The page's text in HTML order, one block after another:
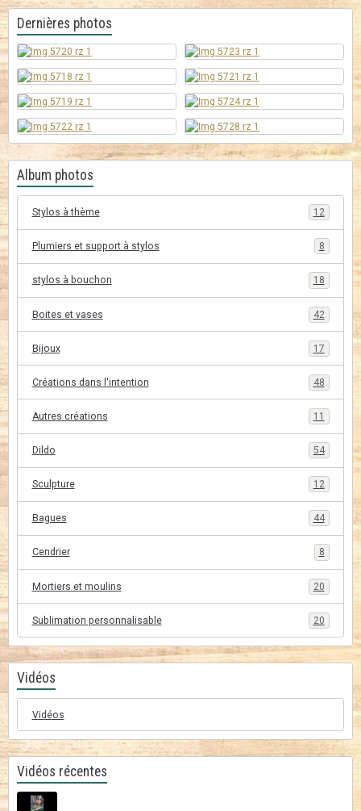
Dernières photos
Album photos
Stylos à thème 12
Plumiers et support à stylos 8
stylos à bouchon 18
Boites et vases 42
Bijoux 17
Créations dans l'intention 48
Autres créations 11
Dildo 54
Sculpture 12
Bagues 44
Cendrier 8
Mortiers et moulins 20
Sublimation personnalisable 20
Vidéos
Vidéos
Vidéos récentes